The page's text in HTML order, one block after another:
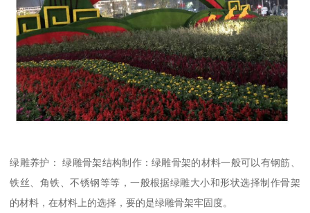
绿雕养护： 绿雕骨架结构制作：绿雕骨架的材料一般可以有钢筋、
铁丝、角铁、不锈钢等等，一般根据绿雕大小和形状选择制作骨架
的材料，在材料上的选择，要的是绿雕骨架牢固度。